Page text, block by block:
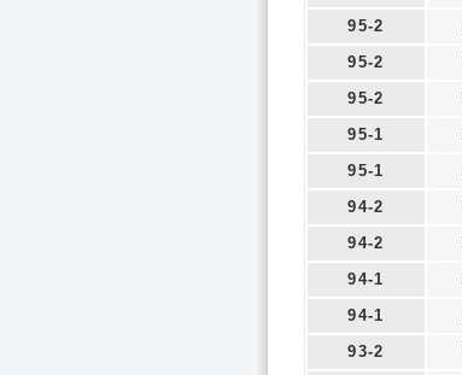
95-2
95-2
95-2
95-1
95-1
94-2
94-2
94-1
94-1
93-2